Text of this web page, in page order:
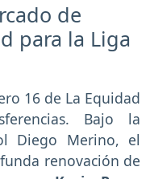
de
para la Liga
16 de La Equidad
Bajo la
Diego Merino, el
renovación de